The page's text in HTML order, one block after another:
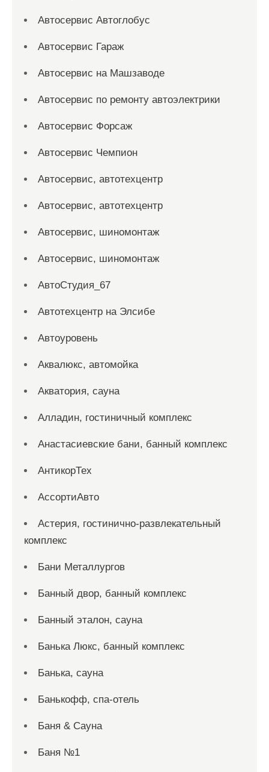
Автосервис Автоглобус
Автосервис Гараж
Автосервис на Машзаводе
Автосервис по ремонту автоэлектрики
Автосервис Форсаж
Автосервис Чемпион
Автосервис, автотехцентр
Автосервис, автотехцентр
Автосервис, шиномонтаж
Автосервис, шиномонтаж
АвтоСтудия_67
Автотехцентр на Элсибе
Автоуровень
Аквалюкс, автомойка
Акватория, сауна
Алладин, гостиничный комплекс
Анастасиевские бани, банный комплекс
АнтикорТех
АссортиАвто
Астерия, гостинично-развлекательный
комплекс
Бани Металлургов
Банный двор, банный комплекс
Банный эталон, сауна
Банька Люкс, банный комплекс
Банька, сауна
Банькофф, спа-отель
Баня & Сауна
Баня №1